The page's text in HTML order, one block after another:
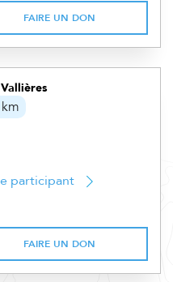
FAIRE UN DON
participant
FAIRE UN DON